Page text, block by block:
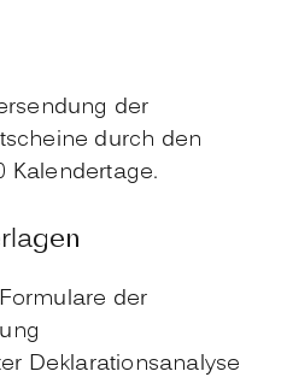
der
durch den
Kalendertage.
der
Deklarationsanalyse